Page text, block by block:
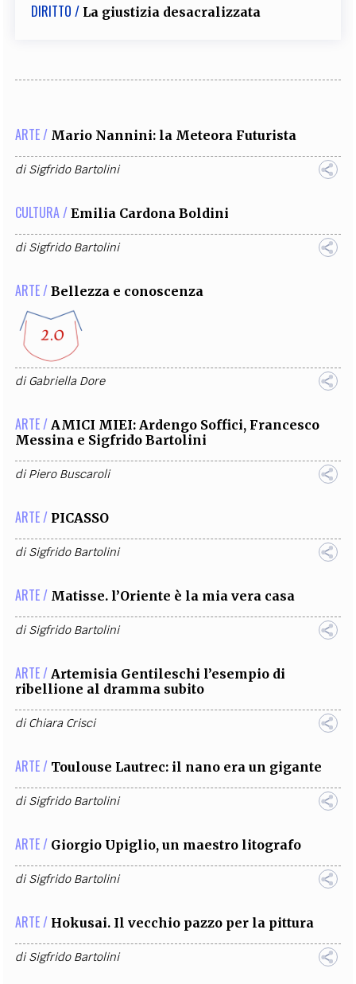
DIRITTO / La giustizia desacralizzata
ARTE / Mario Nannini: la Meteora Futurista
diSigfrido Bartolini
CULTURA / Emilia Cardona Boldini
diSigfrido Bartolini
ARTE / Bellezza e conoscenza
diGabriella Dore
ARTE / AMICI MIEI: Ardengo Soffici, Francesco
Messina e Sigfrido Bartolini
diPiero Buscaroli
ARTE / PICASSO
diSigfrido Bartolini
ARTE / Matisse. l’Oriente è la mia vera casa
diSigfrido Bartolini
ARTE / Artemisia Gentileschi l’esempio di
ribellione al dramma subito
diChiara Crisci
ARTE / Toulouse Lautrec: il nano era un gigante
diSigfrido Bartolini
ARTE / Giorgio Upiglio, un maestro litografo
diSigfrido Bartolini
ARTE / Hokusai. Il vecchio pazzo per la pittura
diSigfrido Bartolini